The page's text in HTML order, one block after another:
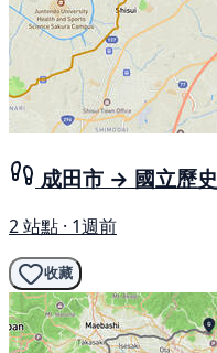
成田市 → 國立歷
2 站點 · 1週前
收藏